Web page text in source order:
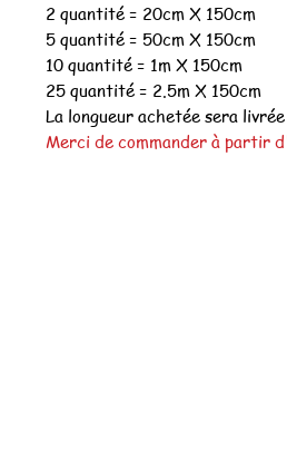
2 quantité = 20cm X 150cm
5 quantité = 50cm X 150cm
10 quantité = 1m X 150cm
25 quantité = 2.5m X 150cm
La longueur achetée sera
Merci de commander à partir